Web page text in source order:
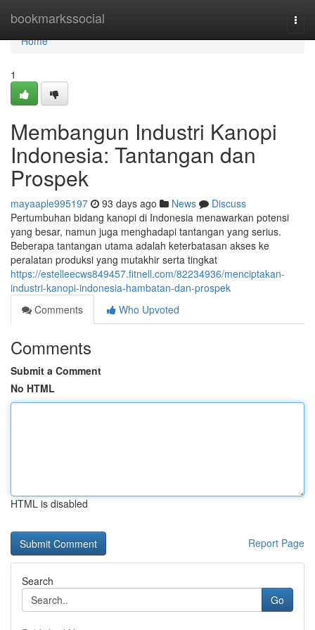
bookmarkssocial
Home
Home
1
Membangun Industri Kanopi
Indonesia: Tantangan dan
Prospek
mayaaple995197 93 days ago News
Discuss
Pertumbuhan bidang kanopi di Indonesia menawarkan potensi
yang besar, namun juga menghadapi tantangan yang serius.
Beberapa tantangan utama adalah keterbatasan akses ke
peralatan produksi yang mutakhir serta tingkat
https://estelleecws849457.fitnell.com/82234936/menciptakan-
industri-kanopi-indonesia-hambatan-dan-prospek
Comments
Who Upvoted
Comments
Submit a Comment
No HTML
HTML is disabled
Report Page
Search
Go